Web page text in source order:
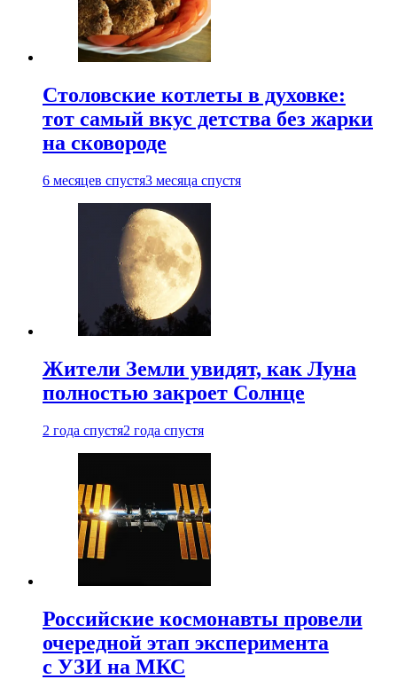
Столовские котлеты в духовке:
тот самый вкус детства без жарки
на сковороде
6 месяцев спустя3 месяца спустя
Жители Земли увидят, как Луна
полностью закроет Солнце
2 года спустя2 года спустя
Российские космонавты провели
очередной этап эксперимента
с УЗИ на МКС